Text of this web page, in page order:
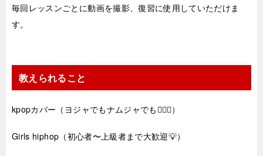
毎回レッスンごとに動画を撮影、復習に使用していただけま
す。
教えられること
kpopカバー（ヨジャでもナムジャでも🙆🏻‍♀️）
Girls hiphop（初心者〜上級者まで大歓迎💡）